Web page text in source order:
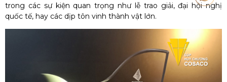
trong các sự kiện quan trọng như lễ trao giải, đại hội nghị
quốc tế, hay các dịp tôn vinh thành vật lớn.